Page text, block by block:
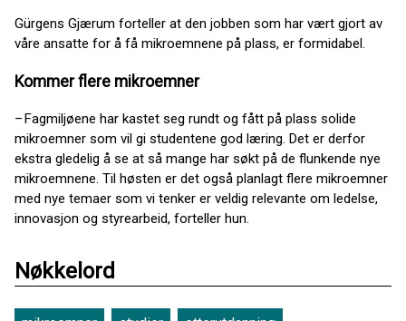
Gürgens Gjærum forteller at den jobben som har vært gjort av
våre ansatte for å få mikroemnene på plass, er formidabel.
Kommer flere mikroemner
– Fagmiljøene har kastet seg rundt og fått på plass solide
mikroemner som vil gi studentene god læring. Det er derfor
ekstra gledelig å se at så mange har søkt på de flunkende nye
mikroemnene. Til høsten er det også planlagt flere mikroemner
med nye temaer som vi tenker er veldig relevante om ledelse,
innovasjon og styrearbeid, forteller hun.
Nøkkelord